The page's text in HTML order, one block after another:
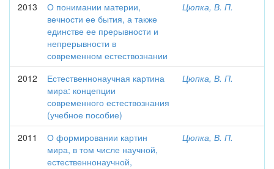
2013
О понимании материи,
вечности ее бытия, а также
единстве ее прерывности и
непрерывности в
современном естествознании
Цюпка, В. П.
2012
Естественнонаучная картина
мира: концепции
современного естествознания
(учебное пособие)
Цюпка, В. П.
2011
О формировании картин
мира, в том числе научной,
естественнонаучной,
Цюпка, В. П.